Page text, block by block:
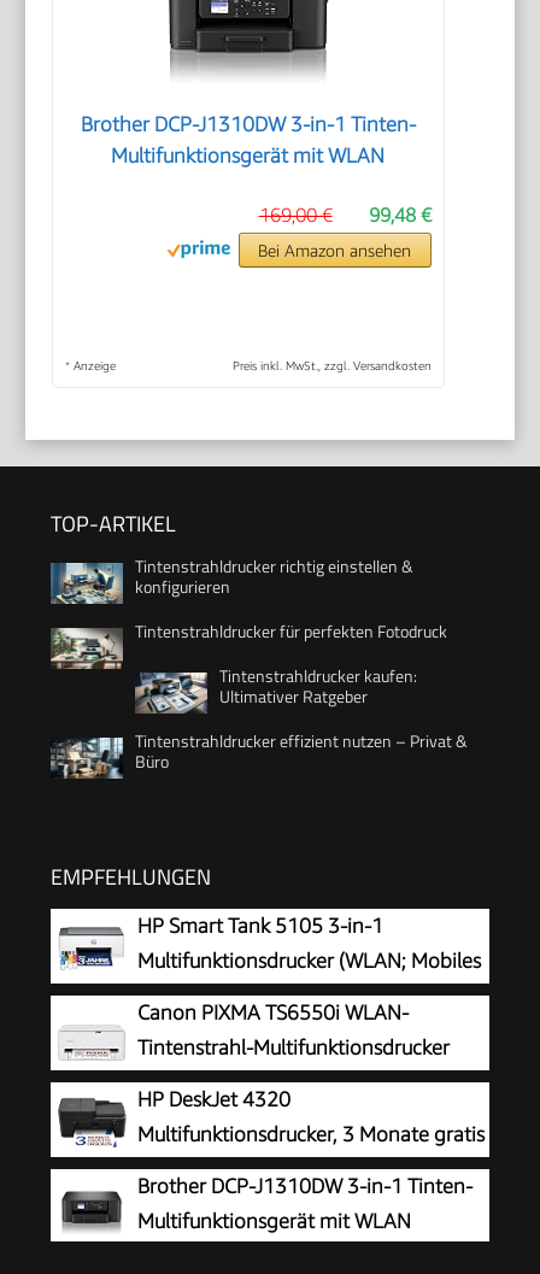
Brother DCP-J1310DW 3-in-1 Tinten-
Multifunktionsgerät mit WLAN
99,48 €
169,00 €
Bei Amazon ansehen
* Anzeige Preis inkl. MwSt., zzgl. Versandkosten
TOP-ARTIKEL
Tintenstrahldrucker richtig einstellen &
konfigurieren
Tintenstrahldrucker für perfekten Fotodruck
Tintenstrahldrucker kaufen:
Ultimativer Ratgeber
Tintenstrahldrucker effizient nutzen – Privat &
Büro
EMPFEHLUNGEN
HP Smart Tank 5105 3-in-1
Multifunktionsdrucker (WLAN; Mobiles
Drucken) – 3 Jahre Tinte inklusive, 3
Jahre Garantie, großer Tintentank, hohe
Reichweite, Drucken in hoher Qualität
Canon PIXMA TS6550i WLAN-
Tintenstrahl-Multifunktionsdrucker
HP DeskJet 4320
Multifunktionsdrucker, 3 Monate gratis
drucken Instant Ink inklusive, Drucker,
Kopierer, Scanner, WLAN, Automatischer
Vorlageneinzug, Tinte: 308/308e
Brother DCP-J1310DW 3-in-1 Tinten-
Multifunktionsgerät mit WLAN